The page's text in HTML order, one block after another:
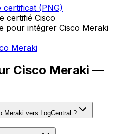
certificat (PNG)
certifié Cisco
pour intégrer Cisco Meraki
Meraki
Cisco Meraki —
Meraki vers LogCentral ?